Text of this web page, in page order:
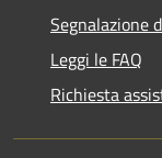
Segnalazione
Leggi le FAQ
Richiesta